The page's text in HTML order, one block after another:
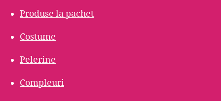
Produse la pachet
Costume
Pelerine
Compleuri